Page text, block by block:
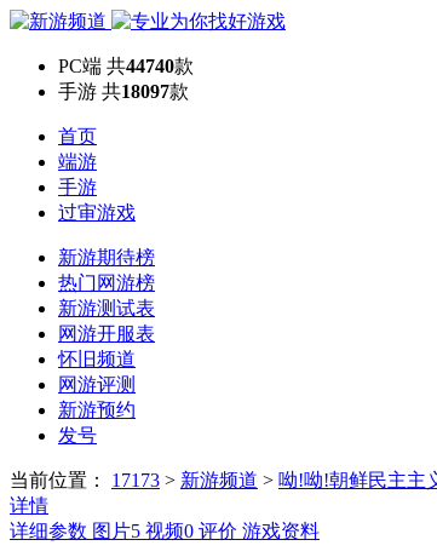
PC端 共44740款
手游 共18097款
首页
端游
手游
过审游戏
新游期待榜
热门网游榜
新游测试表
网游开服表
怀旧频道
网游评测
新游预约
发号
当前位置： 17173 > 新游频道 > 呦!呦!朝鲜民主主
详情
详细参数 图片5 视频0 评价 游戏资料